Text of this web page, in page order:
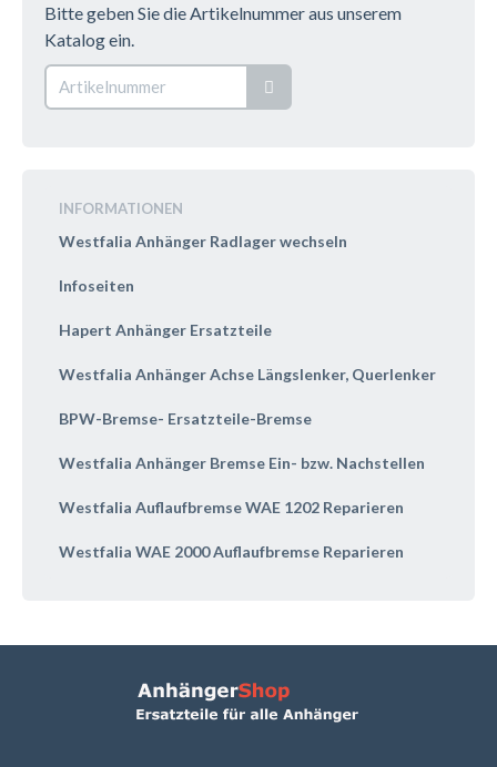
Bitte geben Sie die Artikelnummer aus unserem
Katalog ein.
INFORMATIONEN
Westfalia Anhänger Radlager wechseln
Infoseiten
Hapert Anhänger Ersatzteile
Westfalia Anhänger Achse Längslenker, Querlenker
BPW-Bremse- Ersatzteile-Bremse
Westfalia Anhänger Bremse Ein- bzw. Nachstellen
Westfalia Auflaufbremse WAE 1202 Reparieren
Westfalia WAE 2000 Auflaufbremse Reparieren